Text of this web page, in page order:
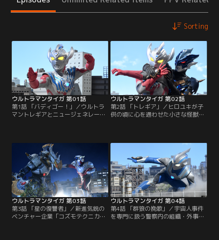
Sorting
ウルトラマンタイガ 第01話
第1話 「バディゴー！」／ウルトラ
マントレギアとニュージェネレーシ
レギアの攻撃を受け光となって宇宙
に消えた…。それから12年。宇宙人
が密かに暮らしている地球で、民間
警備組織E.G.I.S.（イージス）のメン
バーとして働く工藤ヒロユキは、任
務中に…。
ウルトラマンタイガ 第02話
第2話 「トレギア」／ヒロユキが子
供の頃に心を通わせた小さな怪獣・
ち、成長したヒロユキはチビスケと
意外な形で再会することになる。宇
宙人たちの間で行われる怪獣兵器の
オークション。そしてその裏で蠢く
闇の影。果たしてヒロユキは、そし
てタイガは…。
ウルトラマンタイガ 第03話
第3話 「星の復讐者」／新進気鋭の
ベンチャー企業「コズモテクニカ」
ウルトラマンタイガ 第04話
第4話 「群狼の挽歌」／宇宙人事件
を専門に扱う警察内の組織・外事X